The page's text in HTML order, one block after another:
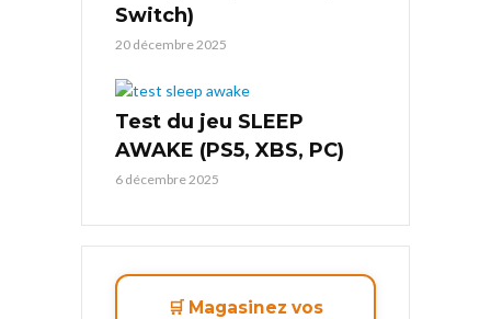
Switch)
20 décembre 2025
Test du jeu SLEEP
AWAKE (PS5, XBS, PC)
6 décembre 2025
🛒 Magasinez vos